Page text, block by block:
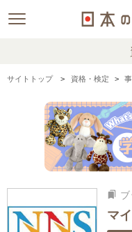
サイトトップ 資格・検定
bookmarks
マ